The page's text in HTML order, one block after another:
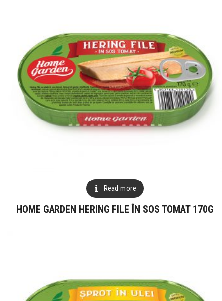
Read more
HOME GARDEN HERING FILE ÎN SOS TOMAT 170G